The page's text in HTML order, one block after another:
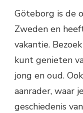
Göteborg is de
Zweden en
vakantie.
kunt genieten
jong en oud.
aanrader, waar
geschiedenis